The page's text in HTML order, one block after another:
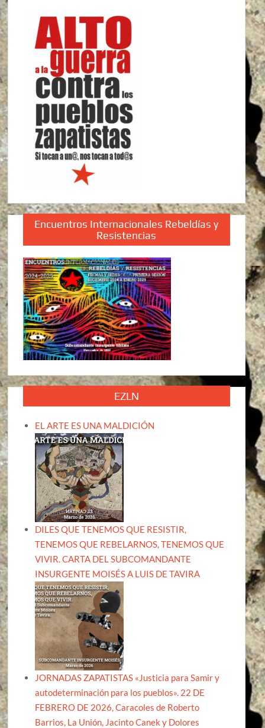
Encuentros Internacionales Rebeldías y
Resistencias
EZLN
EL ARTE ES UNA MALDICIÓN
DILES QUE TENEMOS QUE RESISTIR,
TENEMOS QUE REBELARNOS, TENEMOS QUE
VIVIR. CARTA DEL SUBCOMANDANTE
INSURGENTE MOISÉS A LUIS DE TAVIRA
JORNADAS ZAPATISTAS «Justicia para Samir y
autodeterminación para los pueblos». 22 DE
FEBRERO DE 2026, Caracoles de Roberto
Barrios, La Unión, Jacinto Canek y Dolores